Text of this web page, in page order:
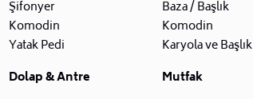
Şifonyer
Komodin
Yatak Pedi
Baza / Başlık
Komodin
Karyola ve Başlık
Dolap & Antre
Mutfak